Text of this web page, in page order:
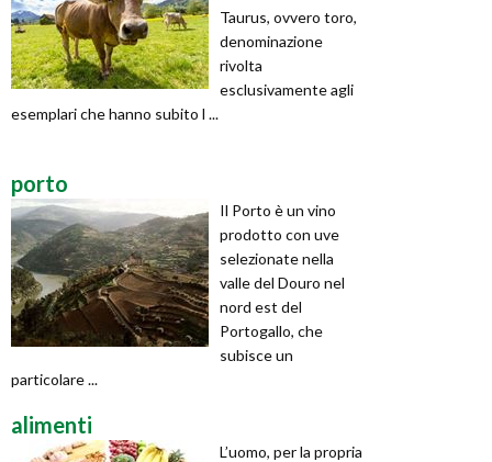
Taurus, ovvero toro,
denominazione
rivolta
esclusivamente agli
esemplari che hanno subito l ...
porto
Il Porto è un vino
prodotto con uve
selezionate nella
valle del Douro nel
nord est del
Portogallo, che
subisce un
particolare ...
alimenti
L’uomo, per la propria